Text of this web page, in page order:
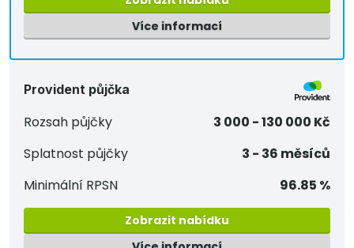
Více informací
Provident půjčka
Rozsah půjčky
3 000 - 130 000 Kč
Splatnost půjčky
3 - 36 měsíců
Minimální RPSN
96.85 %
Zobrazit nabídku